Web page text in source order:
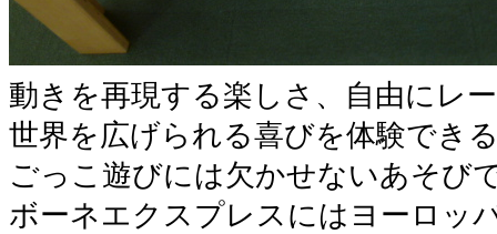
動きを再現する楽しさ、自由にレ
世界を広げられる喜びを体験でき
ごっこ遊びには欠かせないあそび
ボーネエクスプレスにはヨーロッ